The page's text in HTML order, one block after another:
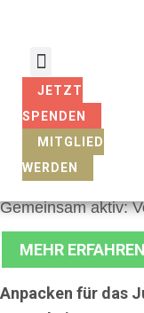
springen
JETZT
SPENDEN
MITGLIED
WERDEN
Gemeinsam aktiv:
MEHR ERFAHREN
Anpacken für das